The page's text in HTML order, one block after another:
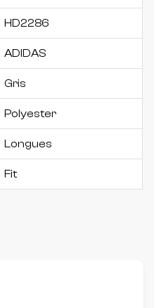
HD2286
ADIDAS
Gris
Polyester
Longues
Fit